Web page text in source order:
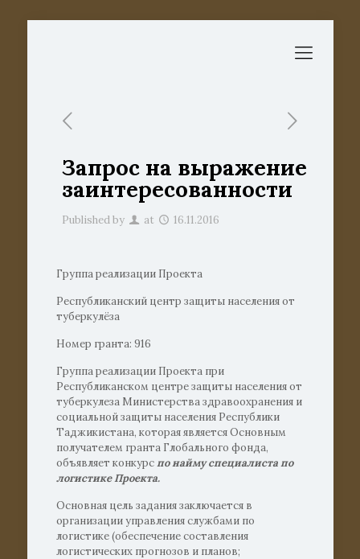
Запрос на выражение
заинтересованности
Published by at 16.11.2016
Группа реализации Проекта
Республиканский центр защиты населения от
туберкулёза
Номер гранта: 916
Группа реализации Проекта при
Республиканском центре защиты населения от
туберкулеза Министерства здравоохранения и
социальной защиты населения Республики
Таджикистана, которая является Основным
получателем гранта Глобального фонда,
объявляет конкурспо найму специалиста по
логистике Проекта.
Основная цель задания заключается в
организации управления службами по
логистике (обеспечение составления
логистических прогнозов и планов;